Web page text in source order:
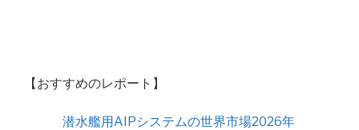
【おすすめのレポート】
潜水艦用AIPシステムの世界市場2026年